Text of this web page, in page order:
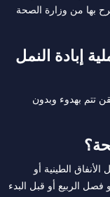
بها من وزارة الصحة
إبادة النمل
تتم بهدوء وبدون
الطينية أو
الربيع أو قبل البدء